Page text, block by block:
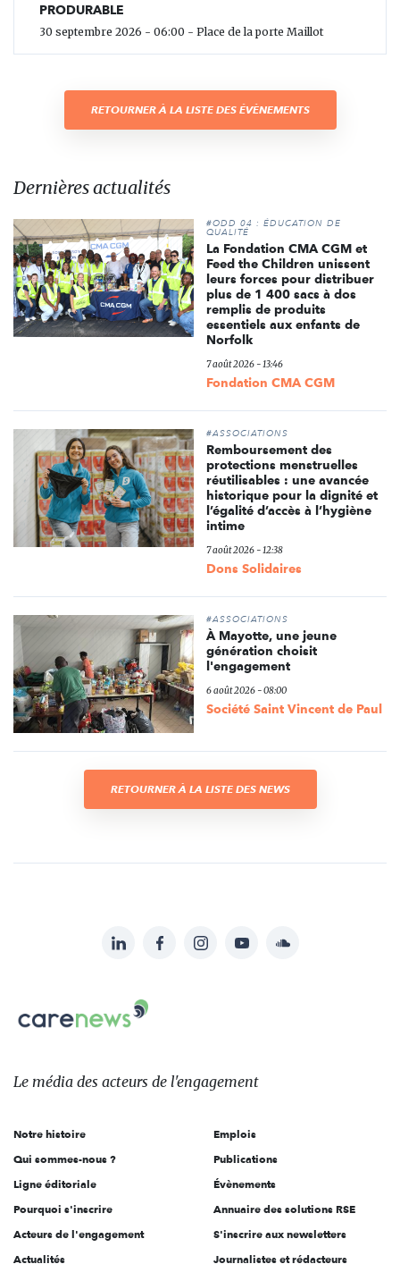
PRODURABLE
30 septembre 2026 - 06:00 - Place de la porte Maillot
RETOURNER À LA LISTE DES ÉVÈNEMENTS
Dernières actualités
#ODD 04 : ÉDUCATION DE
QUALITÉ
La Fondation CMA CGM et
Feed the Children unissent
leurs forces pour distribuer
plus de 1 400 sacs à dos
remplis de produits
essentiels aux enfants de
Norfolk
7 août 2026 - 13:46
Fondation CMA CGM
#ASSOCIATIONS
Remboursement des
protections menstruelles
réutilisables : une avancée
historique pour la dignité et
l’égalité d’accès à l’hygiène
intime
7 août 2026 - 12:38
Dons Solidaires
#ASSOCIATIONS
À Mayotte, une jeune
génération choisit
l'engagement
6 août 2026 - 08:00
Société Saint Vincent de Paul
RETOURNER À LA LISTE DES NEWS
sur:
LinkedInFacebookInstagramYouTubeSoundcloud
Carenews,
Le
des
l'engagement
Le média des acteurs de l'engagement
Notre histoire
Qui sommes-nous ?
Ligne éditoriale
Pourquoi s'inscrire
Acteurs de l'engagement
Actualités
Emplois
Publications
Évènements
Annuaire des solutions RSE
S'inscrire aux newsletters
Journalistes et rédacteurs